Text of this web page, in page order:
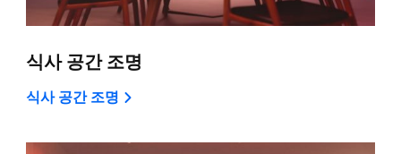
식사 공간 조명
식사 공간 조명